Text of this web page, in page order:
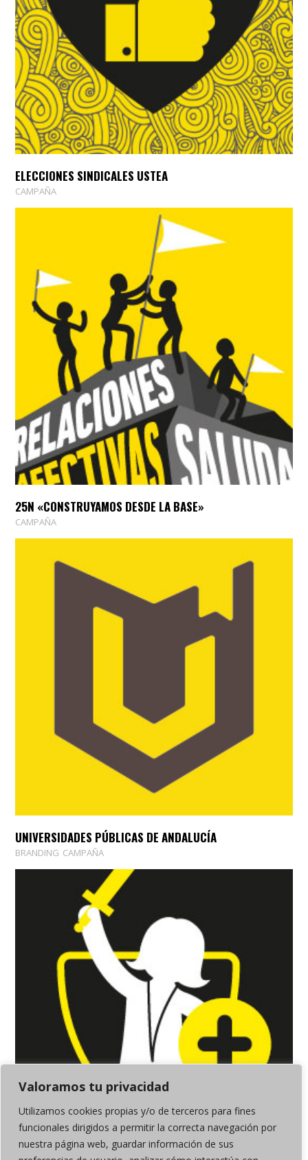
Valoramos tu privacidad
Utilizamos cookies propias y/o de terceros para fines
funcionales dirigidos a permitir la correcta navegación por
nuestra página web, guardar información de sus
ELECCIONES SINDICALES USTEA
CAMPAÑA
25N «CONSTRUYAMOS DESDE LA BASE»
CAMPAÑA
UNIVERSIDADES PÚBLICAS DE ANDALUCÍA
BRANDING CAMPAÑA